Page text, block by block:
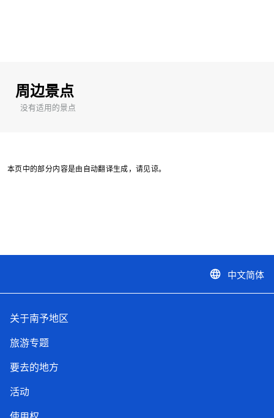
周边景点
没有适用的景点
本页中的部分内容是由自动翻译生成，请见谅。
language 中文简体
关于南予地区
旅游专题
要去的地方
活动